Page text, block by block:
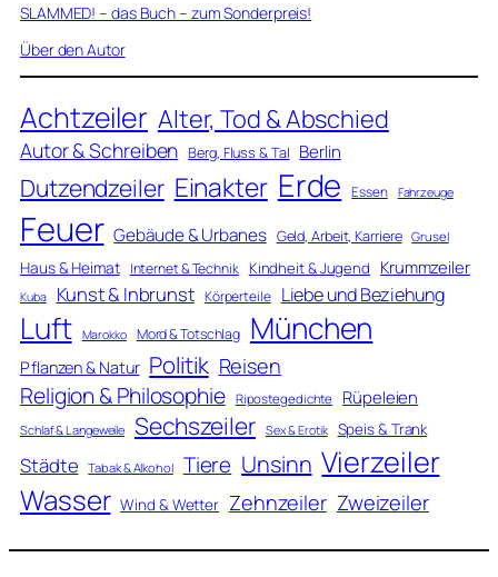
SLAMMED! – das Buch – zum Sonderpreis!
Über den Autor
Achtzeiler Alter, Tod & Abschied
Autor & Schreiben Berg, Fluss & Tal Berlin
Dutzendzeiler Einakter Erde Essen Fahrzeuge
Feuer Gebäude & Urbanes Geld, Arbeit, Karriere Grusel
Haus & Heimat Internet & Technik Kindheit & Jugend Krummzeiler
Kuba Kunst & Inbrunst Körperteile Liebe und Beziehung
Luft Marokko Mord & Totschlag München
Pflanzen & Natur Politik Reisen
Religion & Philosophie Ripostegedichte Rüpeleien
Schlaf & Langeweile Sechszeiler Sex & Erotik Speis & Trank
Städte Tabak & Alkohol Tiere Unsinn Vierzeiler
Wasser Wind & Wetter Zehnzeiler Zweizeiler